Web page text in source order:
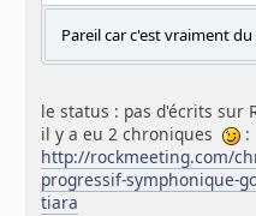
Pareil car c'est vraiment
le status : pas d'écrits sur
il y a eu 2 chroniques
:
http://rockmeeting.com/
progressif-symphonique-
tiara